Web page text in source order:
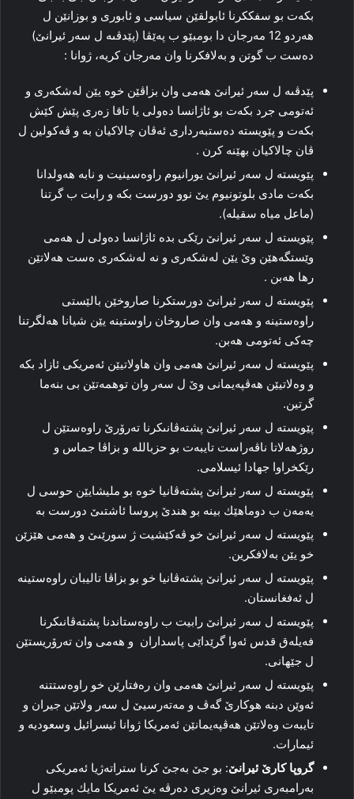
بكه‌ت بو سفككرنا ئابولقێن سیاسی و ئابورى و بوزانێن ل
هه‌ردو 12 مه‌رجان دا بومبێو ب په‌ێڤا (پێدڤىه‌ ل سه‌ر ئیرانێ)
ده‌ست ب گوتن و به‌لافكرنا وان مه‌رجان كریه‌، ژوانا :
پێدڤىه‌ ل سه‌ر ئیرانێ هه‌مى وان بزاڤێن خوە یێن له‌شكه‌رى و
ئەتومی جرد بكه‌ت بو ئاژانسا ده‌ولى یا تاقا زه‌رى پێش كێش
بكه‌ت و پێویسته‌ ده‌ستبه‌ردارى ئه‌ڤان چالاكیان بە و ڤه‌كولین ل
ڤان چالاكیان بهێنه‌ كرن .
پێویسته‌ ل سه‌ر ئیرانێ یورانیوم راوه‌سینیت و نابە هه‌ولدانا
بكه‌ت مادى بلوتونیوم یێ نوو دورست بكه‌ و رابت ب گرتنا
(ماعل میاه سقیله‌).
پێویسته‌ ل سه‌ر ئیرانێ رێكى بده‌ ئاژانسا ده‌ولى ل هه‌مى
وێستگه‌هێن وێ یێن لەشكه‌رى و نه‌ له‌شكه‌رى ه‌ست هه‌لاتێن
رها هه‌بن .
پێویسته‌ ل سه‌ر ئیرانێ دورستكرنا صاروخێن بالێستى
راوەستینە و هه‌مى وان صاروخان راوستینە یێن شیانا هه‌لگرتنا
چه‌كى ئه‌تومى هه‌بن.
پێویسته‌ ل سه‌ر ئیرانێ هه‌مى وان هاولاتیێن ئه‌مریكى ئازاد بكه‌
و وه‌لاتیێن هه‌ڤپه‌یمانى وێ ل سه‌ر وان توهمه‌تێن بى بنه‌ما
گرتین.
پێویسته‌ ل سه‌ر ئیرانێ پشته‌ڤانىكرنا تەرۆرێ راوه‌ستێن ل
روژهه‌لاتا ناڤه‌راست تایبەت بو حزبالله و بزاڤا جماس و
رێكخراوا جهادا ئیسلامى.
پێویسته‌ ل سه‌ر ئیرانێ پشته‌ڤانیا خوە بو ملیشایێن حوسى ل
یەمەن ب دوماهێك بینە بو هندێ پروسا ئاشتىێ دورست بە
پێویسته‌ ل سه‌ر ئیرانێ خو ڤه‌كێشیت ژ سورێىێ و هه‌مى هێزێن
خو یێن به‌لافكرین.
پێویسته‌ ل سه‌ر ئیرانێ پشته‌ڤانیا خو بو بزاڤا تالیبان راوه‌ستینە
ل ئه‌فغانستان.
پێویسته‌ ل سه‌ر ئیرانێ رابیت ب راوه‌ستاندنا پشته‌ڤانىكرنا
فەیلەق قدس ئه‌وا گرێداێى پاسداران و هه‌مى وان تەرۆریستێن
ل جێهانى.
پێویسته‌ ل سه‌ر ئیرانێ هه‌مى وان ره‌فتارێن خو راوه‌ستتنە
ئه‌وێن دبنه‌ هوكارێ گه‌ڤ و مەته‌رسیێ ل سه‌ر ولاتێن جیران و
تایبەت وه‌لاتێن هه‌ڤپه‌یمانێن ئەمریكا ژوانا ئیسرائیل وسعودیه‌ و
ئیمارات.
گروپا كارێ ئیرانێ: بو جێ به‌جێ كرنا ستراتەژیا ئه‌مریكى
به‌رامبه‌رى ئیرانێ وه‌زیرى ده‌رڤه‌ یێ ئەمریكا مایك پومبێو ل